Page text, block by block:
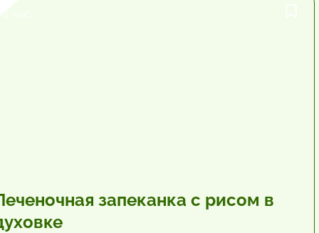
запеканка с рисом в